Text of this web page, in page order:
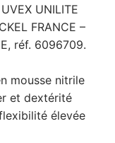
UNILITE
FRANCE –
réf. 6096709.
mousse nitrile
et dextérité
élevée